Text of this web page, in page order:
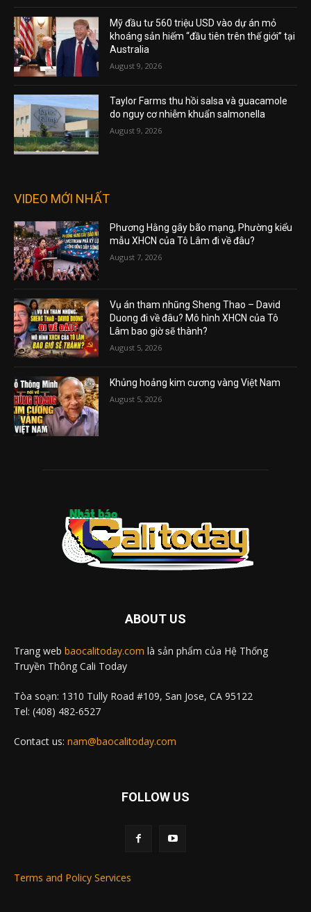
Mỹ đầu tư 560 triệu USD vào dự án mỏ
khoáng sản hiếm “đầu tiên trên thế giới” tại
Australia
August 9, 2026
Taylor Farms thu hồi salsa và guacamole
do nguy cơ nhiễm khuẩn salmonella
August 9, 2026
VIDEO MỚI NHẤT
Phương Hằng gây bão mạng, Phường kiểu
mẫu XHCN của Tô Lâm đi về đâu?
August 7, 2026
Vụ án tham nhũng Sheng Thao – David
Duong đi về đâu? Mô hình XHCN của Tô
Lâm bao giờ sẽ thành?
August 5, 2026
Khủng hoảng kim cương vàng Việt Nam
August 5, 2026
ABOUT US
Trang web baocalitoday.com là sản phẩm của Hệ Thống
Truyền Thông Cali Today
Tòa soạn: 1310 Tully Road #109, San Jose, CA 95122
Tel: (408) 482-6527
Contact us: nam@baocalitoday.com
FOLLOW US
Terms and Policy Services